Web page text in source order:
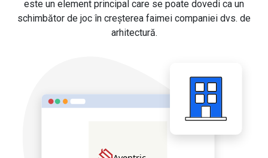
este un element principal care se poate dovedi ca un
schimbător de joc în creșterea faimei companiei dvs. de
arhitectură.